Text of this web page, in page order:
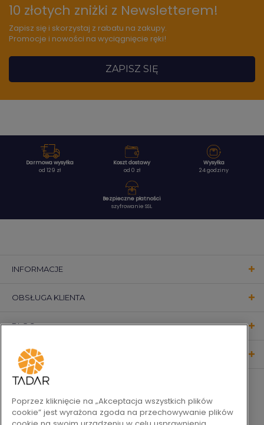
10 złotych zniżki z Newsletterem!
Zapisz się i skorzystaj z rabatu na zakupy.
Promocje i nowości na wyciągnięcie ręki!
ZAPISZ SIĘ
Darmowa wysyłka
od 129 zł
Koszt dostawy
od 0 zł
Wysyłka
24 godziny
Bezpieczne płatności
szyfrowanie SSL
INFORMACJE
OBSŁUGA KLIENTA
BLOG
KONTAKT
Poprzez kliknięcie na „Akceptacja wszystkich plików
cookie” jest wyrażona zgoda na przechowywanie plików